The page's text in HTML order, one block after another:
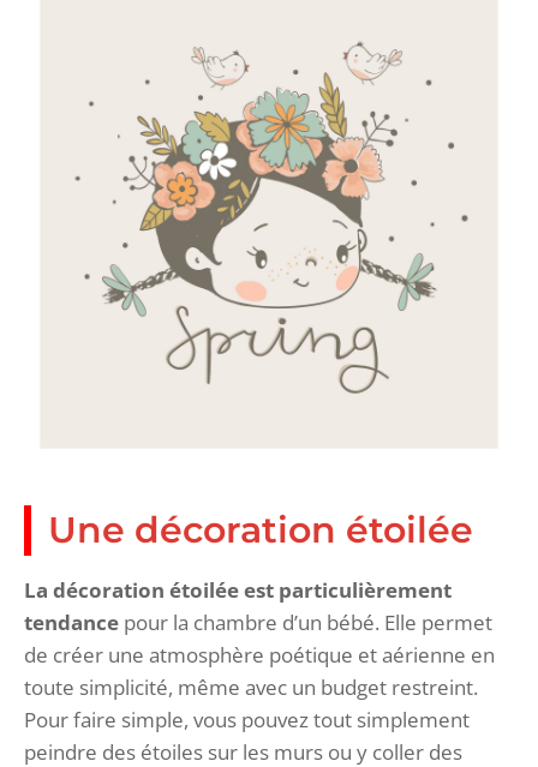
Une décoration étoilée
La décoration étoilée est particulièrement
tendance pour la chambre d’un bébé. Elle permet
de créer une atmosphère poétique et aérienne en
toute simplicité, même avec un budget restreint.
Pour faire simple, vous pouvez tout simplement
peindre des étoiles sur les murs ou y coller des